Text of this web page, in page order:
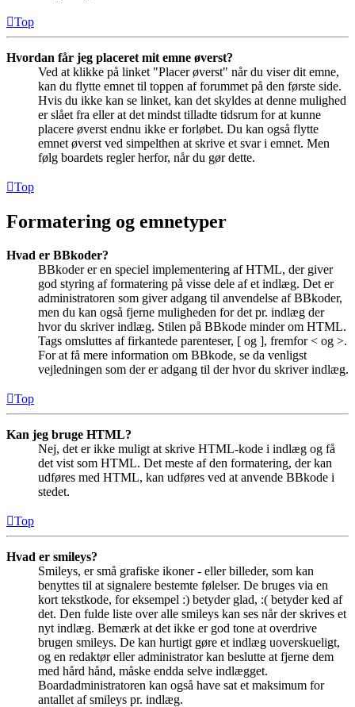
Top
Hvordan får jeg placeret mit emne øverst?
Ved at klikke på linket "Placer øverst" når du viser dit emne,
kan du flytte emnet til toppen af forummet på den første side.
Hvis du ikke kan se linket, kan det skyldes at denne mulighed
er slået fra eller at det mindst tilladte tidsrum for at kunne
placere øverst endnu ikke er forløbet. Du kan også flytte
emnet øverst ved simpelthen at skrive et svar i emnet. Men
følg boardets regler herfor, når du gør dette.
Top
Formatering og emnetyper
Hvad er BBkoder?
BBkoder er en speciel implementering af HTML, der giver
god styring af formatering på visse dele af et indlæg. Det er
administratoren som giver adgang til anvendelse af BBkoder,
men du kan også fjerne muligheden for det pr. indlæg der
hvor du skriver indlæg. Stilen på BBkode minder om HTML.
Tags omsluttes af firkantede parenteser, [ og ], fremfor < og >.
For at få mere information om BBkode, se da venligst
vejledningen som der er adgang til der hvor du skriver indlæg.
Top
Kan jeg bruge HTML?
Nej, det er ikke muligt at skrive HTML-kode i indlæg og få
det vist som HTML. Det meste af den formatering, der kan
udføres med HTML, kan udføres ved at anvende BBkode i
stedet.
Top
Hvad er smileys?
Smileys, er små grafiske ikoner - eller billeder, som kan
benyttes til at signalere bestemte følelser. De bruges via en
kort tekstkode, for eksempel :) betyder glad, :( betyder ked af
det. Den fulde liste over alle smileys kan ses når der skrives et
nyt indlæg. Bemærk at det ikke er god tone at overdrive
brugen smileys. De kan hurtigt gøre et indlæg uoverskueligt,
og en redaktør eller administrator kan beslutte at fjerne dem
med hård hånd, måske endda selve indlægget.
Boardadministratoren kan også have sat et maksimum for
antallet af smileys pr. indlæg.